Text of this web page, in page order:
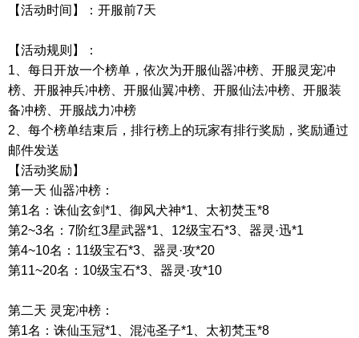
【活动时间】：开服前7天
【活动规则】：
1 、每日开放一个榜单，依次为开服仙器冲榜、开服灵宠冲
榜、开服神兵冲榜、开服仙翼冲榜、开服仙法冲榜、开服装
备冲榜、开服战力冲榜
2 、每个榜单结束后，排行榜上的玩家有排行奖励，奖励通过
邮件发送
【活动奖励】
第一天 仙器冲榜：
第1名：诛仙玄剑*1 、御风犬神*1 、太初焚玉*8
第2~3名： 7阶红3星武器*1 12级宝石*3 、器灵·迅*1
第4~10名： 11级宝石*3 、器灵·攻*20
第11~20名： 10级宝石*3 、器灵·攻*10
第二天 灵宠冲榜：
第1名：诛仙玉冠*1 、混沌圣子*1 、太初梵玉*8